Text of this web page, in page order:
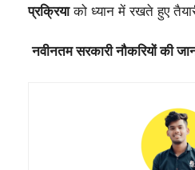
प्रक्रियाको ध्यान में रखते हुए
नवीनतम सरकारी नौकरियों की